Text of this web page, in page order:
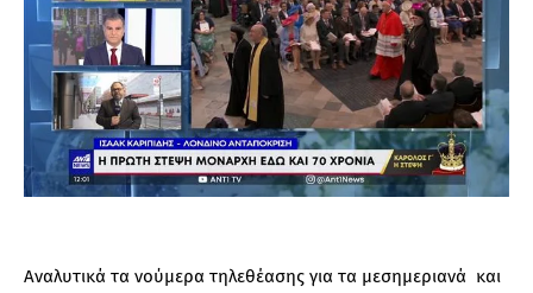
Αναλυτικά τα νούμερα τηλεθέασης για τα μεσημεριανά και